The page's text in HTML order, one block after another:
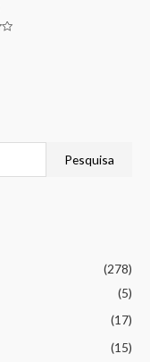
Pesquisa
(278)
(5)
(17)
(15)